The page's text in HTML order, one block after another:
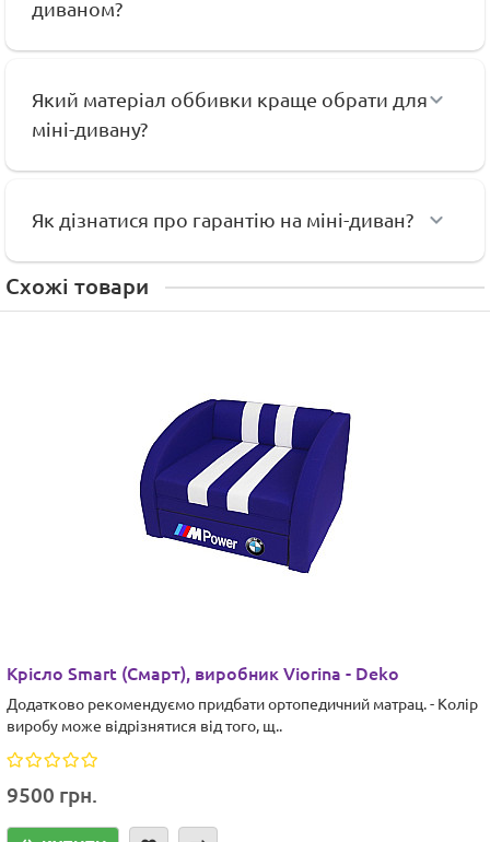
диваном?
Який матеріал оббивки краще обрати для
міні-дивану?
Як дізнатися про гарантію на міні-диван?
Схожі товари
Крісло Smart (Смарт), виробник Viorina - Deko
Додатково рекомендуємо придбати ортопедичний матрац. - Колір
виробу може відрізнятися від того, щ..
9500 грн.